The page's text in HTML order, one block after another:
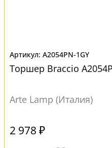
A2054PN-1GY
Торшер Braccio
Arte Lamp (Италия)
2 978 ₽